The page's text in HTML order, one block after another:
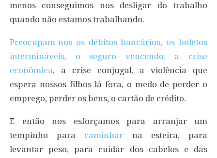
menos conseguimos nos desligar do trabalho
quando não estamos trabalhando.
Preocupam-nos os débitos bancários, os boletos
intermináveis, o seguro vencendo, a crise
econômica, a crise conjugal, a violência que
espera nossos filhos lá fora, o medo de perder o
emprego, perder os bens, o cartão de crédito.
E então nos esforçamos para arranjar um
tempinho para caminhar na esteira, para
levantar peso, para cuidar dos cabelos e das